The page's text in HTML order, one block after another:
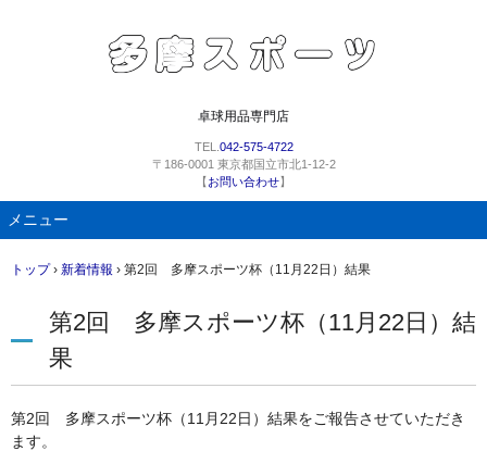
卓球用品専門店
TEL. 042-575-4722
〒186-0001 東京都国立市北1-12-2
【お問い合わせ】
メニュー
ン
ツ
ス
キ
ッ
トップ › 新着情報 › 第2回 多摩スポーツ杯（11月22日）結果
第2回 多摩スポーツ杯（11月22日）結
果
第2回 多摩スポーツ杯（11月22日）結果をご報告させていただき
ます。